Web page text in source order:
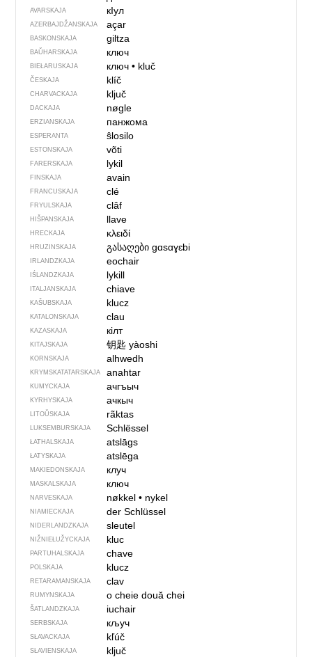
AVARSKAJA кIул
AZERBAJDŽAN­SKAJA açar
BASKONSKAJA giltza
BAŬHARSKAJA ключ
BIEŁARUSKAJA ключ• kluč
ČESKAJA klíč
CHARVACKAJA ključ
DACKAJA nøgle
ERZIANSKAJA панжома
ESPERANTA ŝlosilo
ESTONSKAJA võti
FARERSKAJA lykil
FINSKAJA avain
FRANCUSKAJA clé
FRYULSKAJA clâf
HIŠPANSKAJA llave
HRECKAJA κλειδί
HRUZINSKAJA გასაღებიgɑsɑɣɛbi
IRLANDZKAJA eochair
IŚLANDZKAJA lykill
ITALJANSKAJA chiave
KAŠUBSKAJA klucz
KATALONSKAJA clau
KAZASKAJA кілт
KITAJSKAJA 钥匙yàoshi
KORNSKAJA alhwedh
KRYMSKA­TATARSKAJA anahtar
KUMYCKAJA ачгъыч
KYRHYSKAJA ачкыч
LITOŬSKAJA rãktas
LUKSEMBURSKAJA Schlëssel
ŁATHALSKAJA atslāgs
ŁATYSKAJA atslēga
MAKIEDONSKAJA клуч
MASKALSKAJA ключ
NARVESKAJA nøkkel• nykel
NIAMIECKAJA der Schlüssel
NIDERLANDZKAJA sleutel
NIŽNIEŁUŽYCKAJA kluc
PARTUHALSKAJA chave
POLSKAJA klucz
RETARAMANSKAJA clav
RUMYNSKAJA o cheiedouă chei
ŠATLANDZKAJA iuchair
SERBSKAJA кључ
SŁAVACKAJA kľúč
SŁAVIENSKAJA ključ